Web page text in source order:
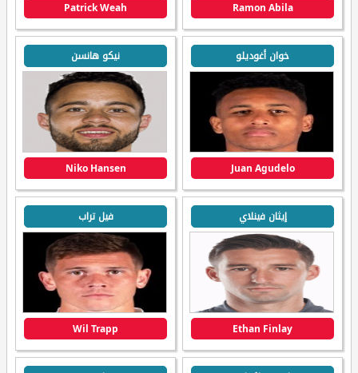
Ramon Abila
Patrick Weah
خوان أغوديلو
Juan Agudelo
نيكو هانسن
Niko Hansen
إيثان فينلاي
Ethan Finlay
فيل تراب
Wil Trapp